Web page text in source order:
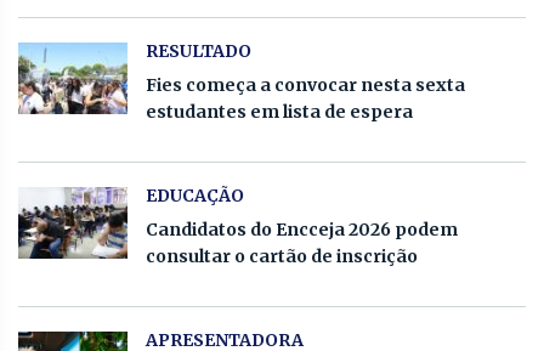
RESULTADO
Fies começa a convocar nesta sexta
estudantes em lista de espera
EDUCAÇÃO
Candidatos do Encceja 2026 podem
consultar o cartão de inscrição
APRESENTADORA